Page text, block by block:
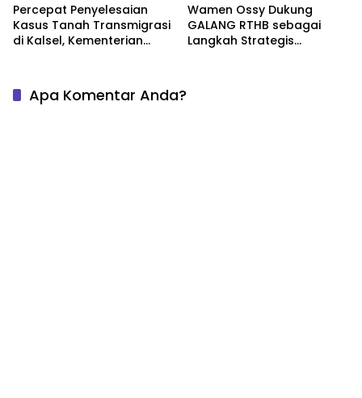
Percepat Penyelesaian
Kasus Tanah Transmigrasi
di Kalsel, Kementerian
Wamen Ossy Dukung
GALANG RTHB sebagai
Langkah Strategis
Apa Komentar Anda?